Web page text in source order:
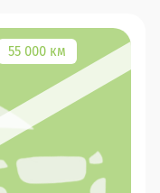
55 000 км